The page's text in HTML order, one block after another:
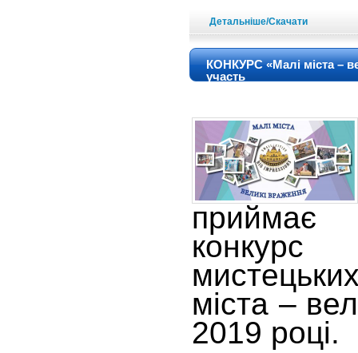
Детальніше/Скачати
КОНКУРС «Малі міста –
участь
міста –
2019 році.